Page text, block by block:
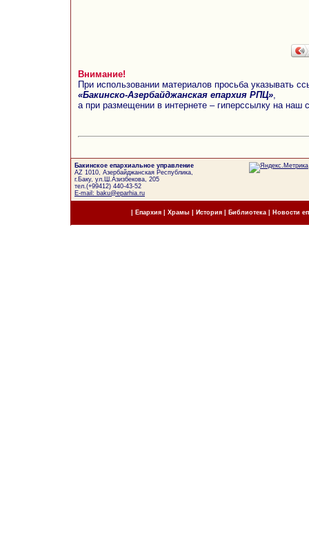
Внимание!
При использовании материалов просьба указывать
«Бакинско-Азербайджанская епархия РПЦ»
а при размещении в интернете – гиперссылку на наш
Бакинское епархиальное управление
AZ 1010, Азербайджанская Республика,
г.Баку, ул.Ш.Азизбекова, 205
тел.(+99412) 440-43-52
E-mail: baku@eparhia.ru
Епархия| Храмы История| Библиотека Новости